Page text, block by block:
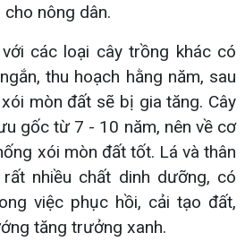
cho nông dân.
các loại cây trồng khác có
thu hoạch hằng năm, sau
mòn đất sẽ bị gia tăng. Cây
gốc từ 7 - 10 năm, nên về cơ
xói mòn đất tốt. Lá và thân
nhiều chất dinh dưỡng, có
việc phục hồi, cải tạo đất,
tăng trưởng xanh.